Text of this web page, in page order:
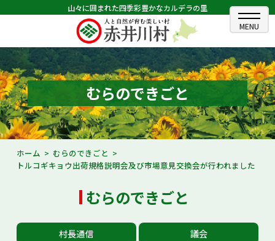
山々に囲まれた四季彩豊かなカルデラの里
ホーム
むらのできごと
むらのプロフィール
くらしの情報
村長室
観光・イベント情報
むらのできごと
ホーム
むらのできごと
トルコギキョウ出荷規格説明会及び市場意見交換会が行われました
むらのできごと
村長通信
議会